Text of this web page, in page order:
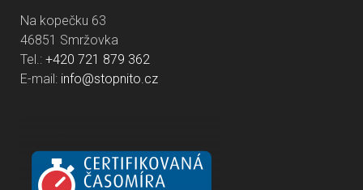
Na kopečku 63
46851 Smržovka
Tel.: +420 721 879 362
E-mail: info@stopnito.cz